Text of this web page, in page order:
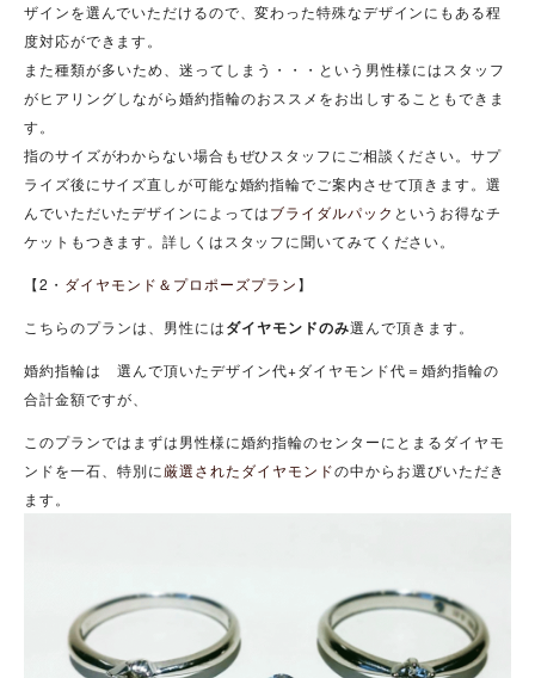
ザインを選んでいただけるので、変わった特殊なデザインにもある程
度対応ができます。
また種類が多いため、迷ってしまう・・・という男性様にはスタッフ
がヒアリングしながら婚約指輪のおススメをお出しすることもできま
す。
指のサイズがわからない場合もぜひスタッフにご相談ください。サプ
ライズ後にサイズ直しが可能な婚約指輪でご案内させて頂きます。 選
んでいただいたデザインによってはブライダルパック というお得なチ
ケットもつきます。詳しくはスタッフに聞いてみてください。
【2・ ダイヤモンド＆プロポーズプラン】
こちらのプランは、男性にはダイヤモンドのみ選んで頂きます。
婚約指輪は 選んで頂いたデザイン代+ダイヤモンド代＝婚約指輪の
合計金額ですが、
このプランではまずは男性様に婚約指輪のセンターにとまるダイヤモ
ンドを一石、特別に厳選されたダイヤモンドの中からお選びいただき
ます。